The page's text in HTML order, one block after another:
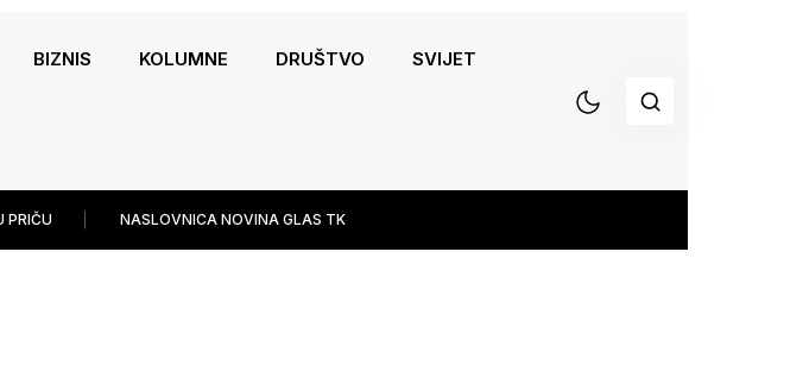
BIZNIS KOLUMNE DRUŠTVO SVIJET
PRIČU NASLOVNICA NOVINA GLAS TK